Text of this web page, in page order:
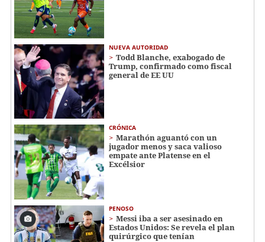
NUEVA AUTORIDAD
Todd Blanche, exabogado de
Trump, confirmado como fiscal
general de EE UU
CRÓNICA
Marathón aguantó con un
jugador menos y saca valioso
empate ante Platense en el
Excélsior
PENOSO
Messi iba a ser asesinado en
Estados Unidos: Se revela el plan
quirúrgico que tenían